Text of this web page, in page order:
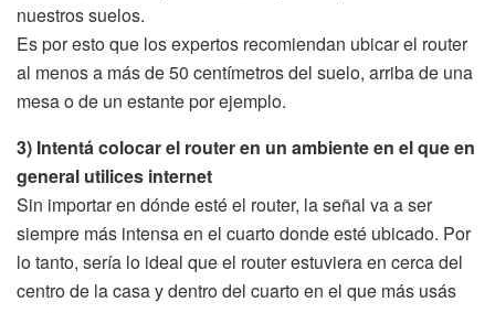
nuestros suelos.
Es por esto que los expertos recomiendan ubicar el router
al menos a más de 50 centímetros del suelo, arriba de una
mesa o de un estante por ejemplo.
3) Intentá colocar el router en un ambiente en el que en
general utilices internet
Sin importar en dónde esté el router, la señal va a ser
siempre más intensa en el cuarto donde esté ubicado. Por
lo tanto, sería lo ideal que el router estuviera en cerca del
centro de la casa y dentro del cuarto en el que más usás